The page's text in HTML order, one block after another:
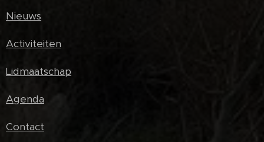
Nieuws
Activiteiten
Lidmaatschap
Agenda
Contact